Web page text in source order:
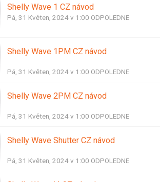
Shelly Wave 1 CZ návod
Pá, 31 Květen, 2024 v 1:00 ODPOLEDNE
Shelly Wave 1PM CZ návod
Pá, 31 Květen, 2024 v 1:00 ODPOLEDNE
Shelly Wave 2PM CZ návod
Pá, 31 Květen, 2024 v 1:00 ODPOLEDNE
Shelly Wave Shutter CZ návod
Pá, 31 Květen, 2024 v 1:00 ODPOLEDNE